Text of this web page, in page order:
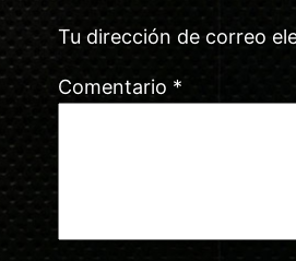
Tu dirección de correo
Comentario *